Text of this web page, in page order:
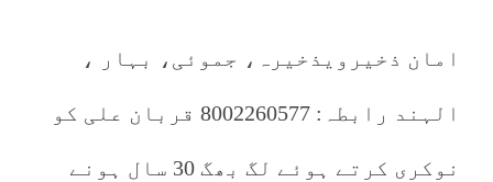
امان ذخیرویذخیرہ، جموئی، بہار ،
الہند رابطہ: 8002260577 قربان علی کو
نوکری کرتے ہوئے لگ بھگ 30 سال ہونے